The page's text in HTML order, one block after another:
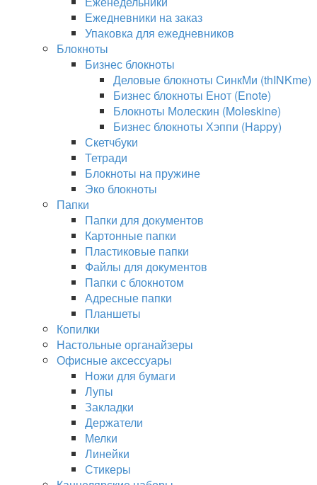
Ежедневники на заказ
Упаковка для ежедневников
Блокноты
Бизнес блокноты
Деловые блокноты СинкМи (thINKme)
Бизнес блокноты Енот (Enote)
Блокноты Молескин (Moleskine)
Бизнес блокноты Хэппи (Happy)
Скетчбуки
Тетради
Блокноты на пружине
Эко блокноты
Папки
Папки для документов
Картонные папки
Пластиковые папки
Файлы для документов
Папки с блокнотом
Адресные папки
Планшеты
Копилки
Настольные органайзеры
Офисные аксессуары
Ножи для бумаги
Лупы
Закладки
Держатели
Мелки
Линейки
Стикеры